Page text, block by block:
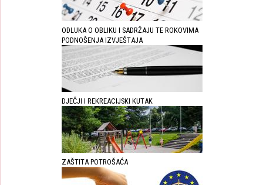
ODLUKA O OBLIKU I SADRŽAJU TE ROKOVIMA
PODNOŠENJA IZVJEŠTAJA
DJEČJI I REKREACIJSKI KUTAK
ZAŠTITA POTROŠAĆA